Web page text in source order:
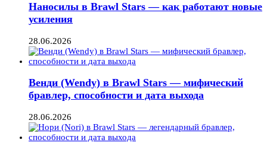
Наносилы в Brawl Stars — как работают новые
усиления
28.06.2026
Венди (Wendy) в Brawl Stars — мифический
бравлер, способности и дата выхода
28.06.2026